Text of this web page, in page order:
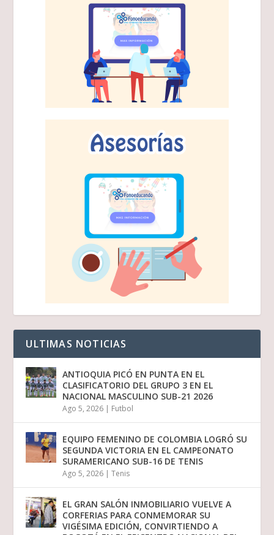
ULTIMAS NOTICIAS
ANTIOQUIA PICÓ EN PUNTA EN EL
CLASIFICATORIO DEL GRUPO 3 EN EL
NACIONAL MASCULINO SUB-21 2026
Ago 5, 2026 | Futbol
EQUIPO FEMENINO DE COLOMBIA LOGRÓ SU
SEGUNDA VICTORIA EN EL CAMPEONATO
SURAMERICANO SUB-16 DE TENIS
Ago 5, 2026 |Tenis
EL GRAN SALÓN INMOBILIARIO VUELVE A
CORFERIAS PARA CONMEMORAR SU
VIGÉSIMA EDICIÓN, CONVIRTIENDO A